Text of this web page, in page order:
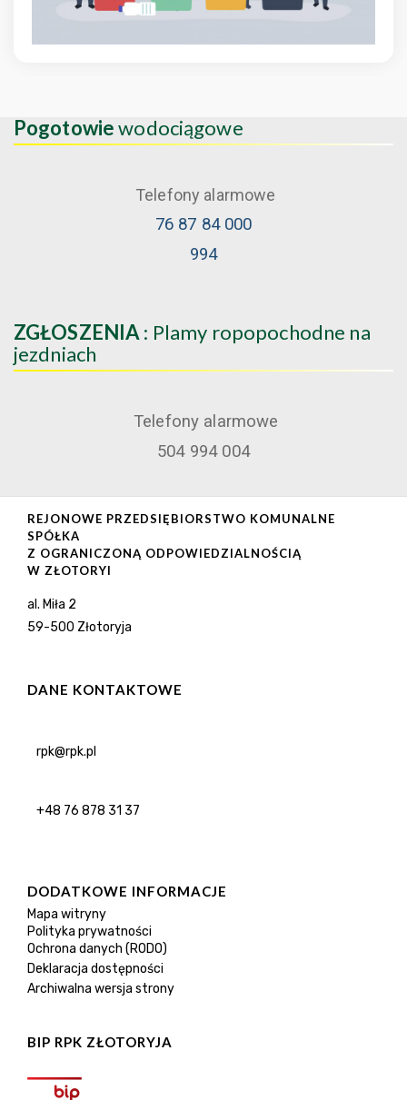
Pogotowiewodociągowe
Telefony alarmowe
76 87 84 000
994
ZGŁOSZENIA : Plamy ropopochodne na
jezdniach
Telefony alarmowe
504 994 004
REJONOWE PRZEDSIĘBIORSTWO KOMUNALNE
SPÓŁKA
Z OGRANICZONĄ ODPOWIEDZIALNOŚCIĄ
W ZŁOTORYI
al. Miła 2
59-500 Złotoryja
DANE KONTAKTOWE
rpk@rpk.pl
+48 76 878 31 37
DODATKOWE INFORMACJE
Mapa witryny
Polityka prywatności
Ochrona danych (RODO)
Deklaracja dostępności
Archiwalna wersja strony
BIP RPK ZŁOTORYJA